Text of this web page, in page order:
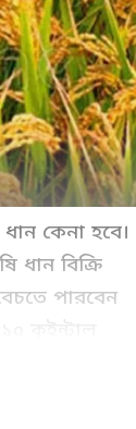
কেনা হবে।
ধান বিক্রি
পারবেন